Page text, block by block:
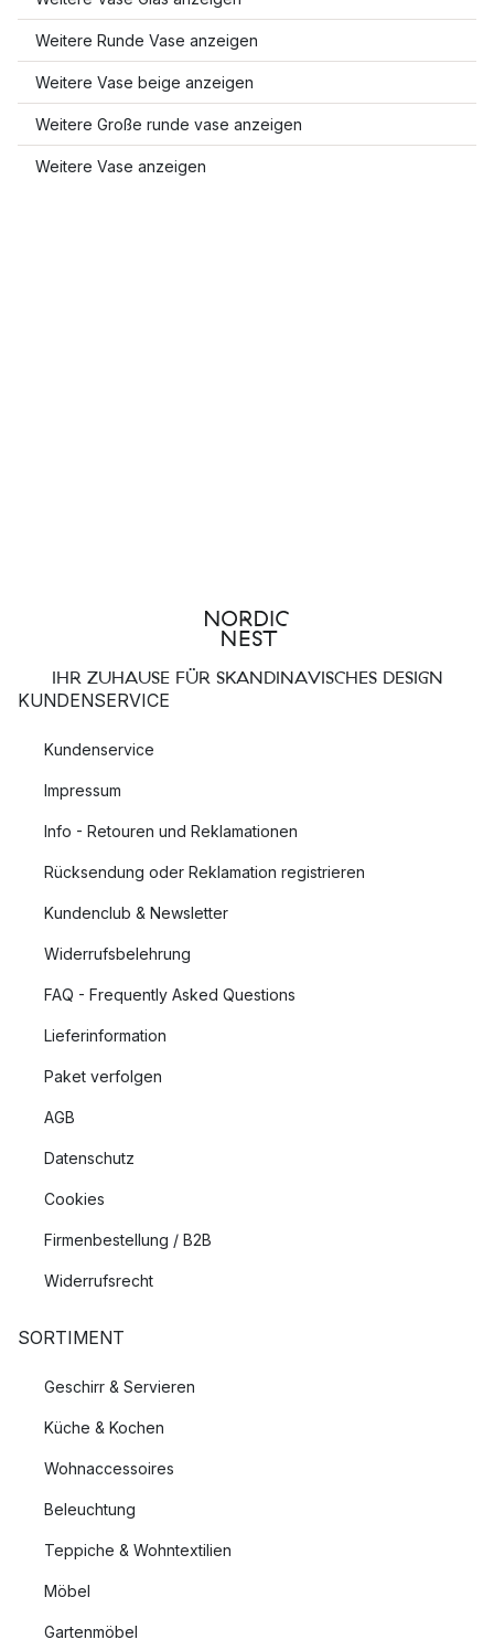
Weitere Runde Vase anzeigen
Weitere Vase beige anzeigen
Weitere Große runde vase anzeigen
Weitere Vase anzeigen
IHR ZUHAUSE FÜR SKANDINAVISCHES DESIGN
KUNDENSERVICE
Kundenservice
Impressum
Info - Retouren und Reklamationen
Rücksendung oder Reklamation registrieren
Kundenclub & Newsletter
Widerrufsbelehrung
FAQ - Frequently Asked Questions
Lieferinformation
Paket verfolgen
AGB
Datenschutz
Cookies
Firmenbestellung / B2B
Widerrufsrecht
SORTIMENT
Geschirr & Servieren
Küche & Kochen
Wohnaccessoires
Beleuchtung
Teppiche & Wohntextilien
Möbel
Gartenmöbel